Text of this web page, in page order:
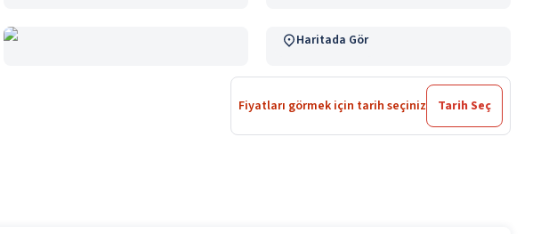
Haritada Gör
Fiyatları görmek için tarih seçiniz Tarih Seç